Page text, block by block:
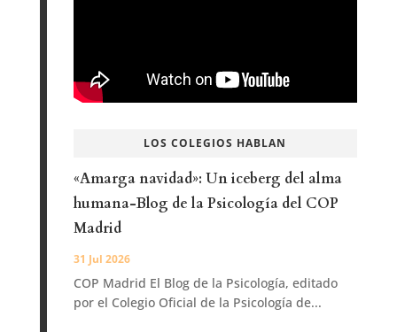
LOS COLEGIOS HABLAN
«Amarga navidad»: Un iceberg del alma
humana-Blog de la Psicología del COP
Madrid
31 Jul 2026
COP Madrid El Blog de la Psicología, editado
por el Colegio Oficial de la Psicología de...